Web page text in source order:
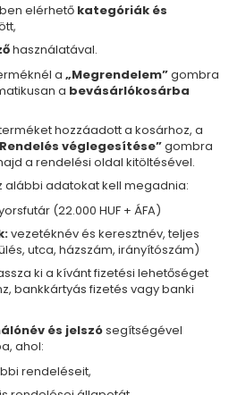
elérhető kategóriák és
használatával.
a „Megrendelem”gombra
a bevásárlókosárba
hozzáadott a kosárhoz, a
véglegesítése”gombra
a rendelési oldal kitöltésével.
alábbi adatokat kell megadnia:
(22.000 HUF + ÁFA)
vezetéknév és keresztnév, teljes
utca, házszám, irányítószám)
ki a kívánt fizetési lehetőséget
bankkártyás fizetés vagy banki
és jelszósegítségével
ahol:
rendeléseit,